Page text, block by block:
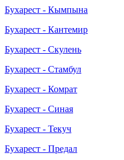
Бухарест - Кымпына
Бухарест - Кантемир
Бухарест - Скулень
Бухарест - Стамбул
Бухарест - Комрат
Бухарест - Синая
Бухарест - Текуч
Бухарест - Предал